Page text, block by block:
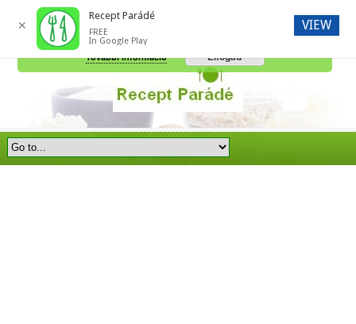
A honlap további használatához a sütik használatát el kell fogadni.
További információ
Elfogad
✕
Recept Parádé
FREE
In Google Play
VIEW